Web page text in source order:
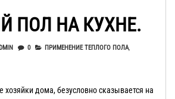
ПОЛ НА КУХНЕ.
0 ПРИМЕНЕНИЕ ТЕПЛОГО ПОЛА,
хозяйки дома, безусловно сказывается на